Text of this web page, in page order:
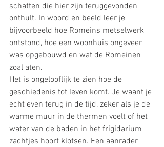
schatten die hier zijn teruggevonden
onthult. In woord en beeld leer je
bijvoorbeeld hoe Romeins metselwerk
ontstond, hoe een woonhuis ongeveer
was opgebouwd en wat de Romeinen
zoal aten.
Het is ongelooflijk te zien hoe de
geschiedenis tot leven komt. Je waant je
echt even terug in de tijd, zeker als je de
warme muur in de thermen voelt of het
water van de baden in het frigidarium
zachtjes hoort klotsen. Een aanrader